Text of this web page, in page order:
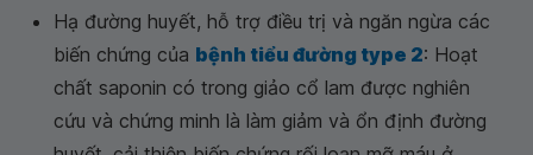
Hạ đường huyết, hỗ trợ điều trị và ngăn ngừa các
biến chứng của bệnh tiểu đường type 2: Hoạt
chất saponin có trong giảo cổ lam được nghiên
cứu và chứng minh là làm giảm và ổn định đường